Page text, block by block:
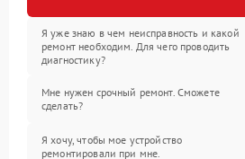
Я уже знаю в чем неисправность и какой
ремонт необходим. Для чего проводить
диагностику?
Мне нужен срочный ремонт. Сможете
сделать?
Я хочу, чтобы мое устройство
ремонтировали при мне.